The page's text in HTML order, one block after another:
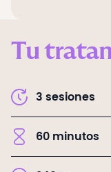
Tu
3 sesiones
60 minutos